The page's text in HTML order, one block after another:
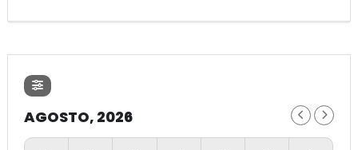
AGOSTO, 2026